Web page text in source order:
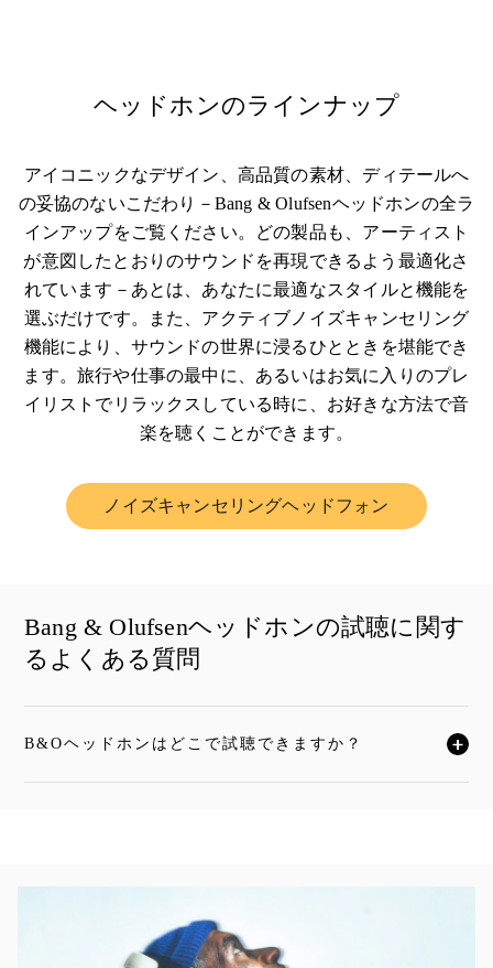
ヘッドホンのラインナップ
アイコニックなデザイン、高品質の素材、ディテールへ
の妥協のないこだわり－Bang & Olufsenヘッドホンの全ラ
インアップをご覧ください。どの製品も、アーティスト
が意図したとおりのサウンドを再現できるよう最適化さ
れています－あとは、あなたに最適なスタイルと機能を
選ぶだけです。また、アクティブノイズキャンセリング
機能により、サウンドの世界に浸るひとときを堪能でき
ます。旅行や仕事の最中に、あるいはお気に入りのプレ
イリストでリラックスしている時に、お好きな方法で音
楽を聴くことができます。
ノイズキャンセリングヘッドフォン
Link Opens in New Tab
Bang & Olufsenヘッドホンの試聴に関す
るよくある質問
B&Oヘッドホンはどこで試聴できますか？
クリックすると全文がお読みいただけます